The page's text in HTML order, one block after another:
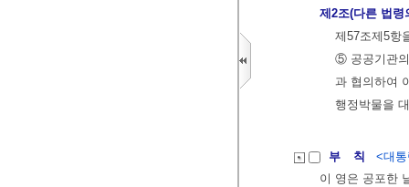
제2조(다른 법령
제57조제5항
⑤ 공공기관
과 협의하여
행정박물을
부 칙
<대
이 영은 공포한